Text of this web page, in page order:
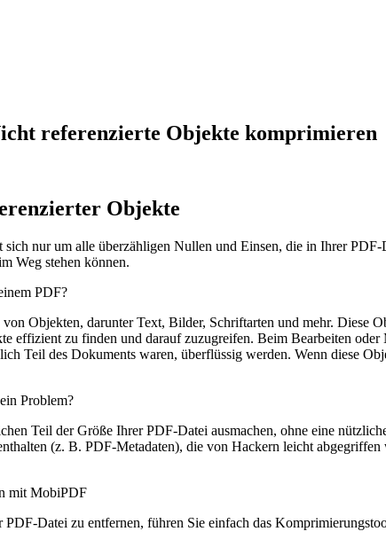
referenzierte Objekte komprimieren
Objekte
nur um alle überzähligen Nullen und Einsen, die in Ihrer
Weg stehen können.
PDF?
Objekten, darunter Text, Bilder, Schriftarten und mehr. Diese
effizient zu finden und darauf zuzugreifen. Beim Bearbeiten
Teil des Dokuments waren, überflüssig werden. Wenn diese
Problem?
Teil der Größe Ihrer PDF-Datei ausmachen, ohne eine
(z. B. PDF-Metadaten), die von Hackern leicht
mit MobiPDF
Datei zu entfernen, führen Sie einfach das